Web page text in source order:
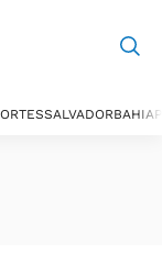
SALVADORBAHIA